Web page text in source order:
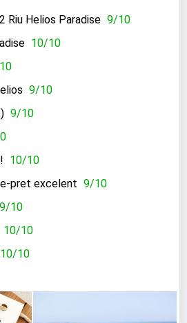
Riu Helios Paradise 9/10
10/10
9/10
9/10
10/10
pret excelent 9/10
9/10
10/10
10/10